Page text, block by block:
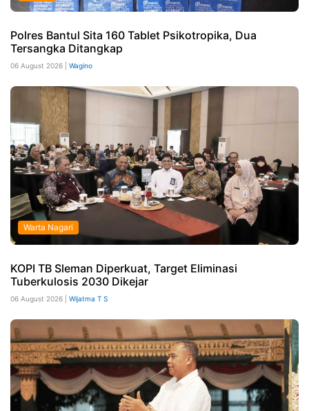
Polres Bantul Sita 160 Tablet Psikotropika, Dua
Tersangka Ditangkap
06 August 2026 | Wagino
Warta Nagari
KOPI TB Sleman Diperkuat, Target Eliminasi
Tuberkulosis 2030 Dikejar
06 August 2026 | Wijatma T S